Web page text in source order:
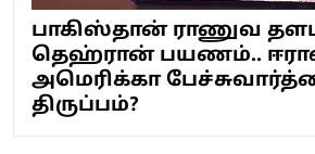
பாகிஸ்தான் ராணுவ
தெஹ்ரான் பயணம்..
அமெரிக்கா
திருப்பம்?